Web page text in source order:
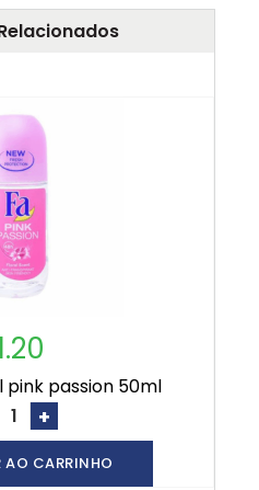
pink passion 50ml
+
CARRINHO